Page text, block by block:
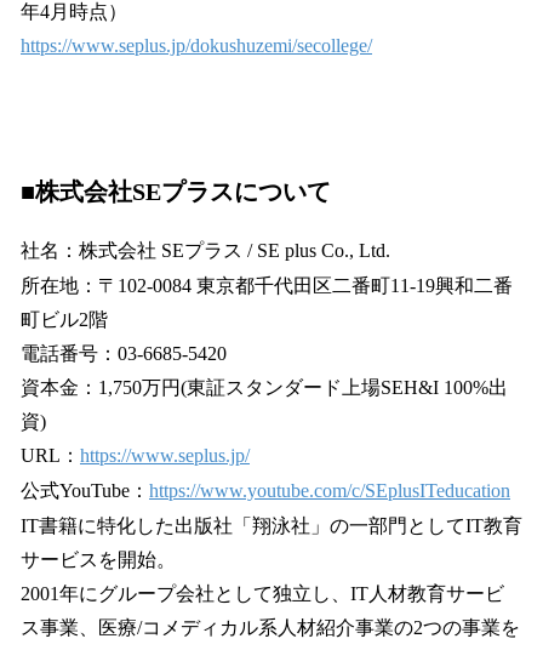
年4月時点）
https://www.seplus.jp/dokushuzemi/secollege/
■株式会社SEプラスについて
社名：株式会社 SEプラス / SE plus Co., Ltd.
所在地：〒102-0084 東京都千代田区二番町11-19興和二番
町ビル2階
電話番号：03-6685-5420
資本金：1,750万円(東証スタンダード上場SEH&I 100%出
資)
URL： https://www.seplus.jp/
公式YouTube： https://www.youtube.com/c/SEplusITeducation
IT書籍に特化した出版社「翔泳社」の一部門としてIT教育
サービスを開始。
2001年にグループ会社として独立し、IT人材教育サービ
ス事業、医療/コメディカル系人材紹介事業の2つの事業を